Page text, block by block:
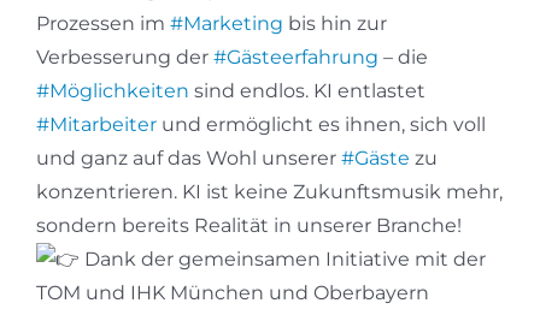
Prozessen im #Marketing bis hin zur
Verbesserung der #Gästeerfahrung – die
#Möglichkeiten sind endlos. KI entlastet
#Mitarbeiterund ermöglicht es ihnen, sich voll
und ganz auf das Wohl unserer #Gäste zu
konzentrieren. KI ist keine Zukunftsmusik mehr,
sondern bereits Realität in unserer Branche!
Dank der gemeinsamen Initiative mit der
TOM und IHK München und Oberbayern